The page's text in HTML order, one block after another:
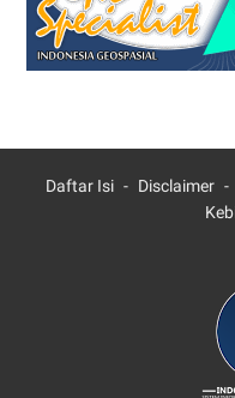
Daftar Isi Disclaimer